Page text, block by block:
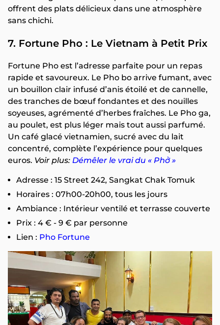
offrent des plats délicieux dans une atmosphère
sans chichi.
7. Fortune Pho : Le Vietnam à Petit Prix
Fortune Pho est l’adresse parfaite pour un repas
rapide et savoureux. Le Pho bo arrive fumant, avec
un bouillon clair infusé d’anis étoilé et de cannelle,
des tranches de bœuf fondantes et des nouilles
soyeuses, agrémenté d’herbes fraîches. Le Pho ga,
au poulet, est plus léger mais tout aussi parfumé.
Un café glacé vietnamien, sucré avec du lait
concentré, complète l’expérience pour quelques
euros. Voir plus: Démêler le vrai du « Phở »
Adresse : 15 Street 242, Sangkat Chak Tomuk
Horaires : 07h00-20h00, tous les jours
Ambiance : Intérieur ventilé et terrasse couverte
Prix : 4 € - 9 € par personne
Lien : Pho Fortune